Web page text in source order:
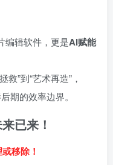
编辑软件，更是AI赋能
救”到“艺术再造”，
期的效率边界。
已来！
移除！